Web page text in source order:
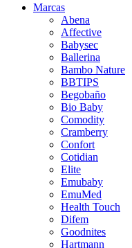
Marcas
Abena
Affective
Babysec
Ballerina
Bambo Nature
BBTIPS
Begobaño
Bio Baby
Comodity
Cramberry
Confort
Cotidian
Elite
Emubaby
EmuMed
Health Touch
Difem
Goodnites
Hartmann